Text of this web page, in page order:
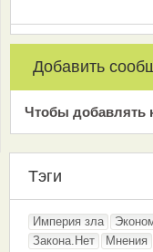
Добавить
Чтобы добавлять
Тэги
Империя зла
Закона.Нет
Мнения